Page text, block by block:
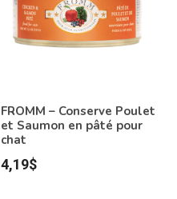
FROMM – Conserve Poulet
et Saumon en pâté pour
chat
4,19$